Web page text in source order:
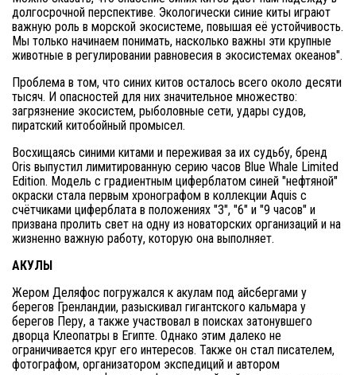
долгосрочной перспективе. Экологически синие киты играют
важную роль в морской экосистеме, повышая её устойчивость.
Мы только начинаем понимать, насколько важны эти крупные
животные в регулировании равновесия в экосистемах океанов".
Проблема в том, что синих китов осталось всего около десяти
тысяч. И опасностей для них значительное множество:
загрязнение экосистем, рыболовные сети, удары судов,
пиратский китобойный промысел.
Восхищаясь синими китами и переживая за их судьбу, бренд
Oris выпустил лимитированную серию часов Blue Whale Limited
Edition. Модель с градиентным циферблатом синей "нефтяной"
окраски стала первым хронографом в коллекции Aquis с
счётчиками циферблата в положениях "3", "6" и "9 часов" и
призвана пролить свет на одну из новаторских организаций и на
жизненно важную работу, которую она выполняет.
АКУЛЫ
Жером Деляфос погружался к акулам под айсбергами у
берегов Гренландии, разыскивал гигантского кальмара у
берегов Перу, а также участвовал в поисках затонувшего
дворца Клеопатры в Египте. Однако этим далеко не
ограничивается круг его интересов. Также он стал писателем,
фотографом, организатором экспедиций и автором